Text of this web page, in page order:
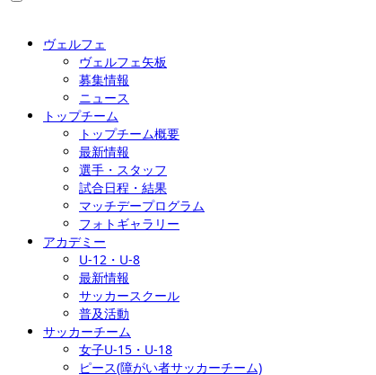
ヴェルフェ
ヴェルフェ矢板
募集情報
ニュース
トップチーム
トップチーム概要
最新情報
選手・スタッフ
試合日程・結果
マッチデープログラム
フォトギャラリー
アカデミー
U-12・U-8
最新情報
サッカースクール
普及活動
サッカーチーム
女子U-15・U-18
ピース(障がい者サッカーチーム)